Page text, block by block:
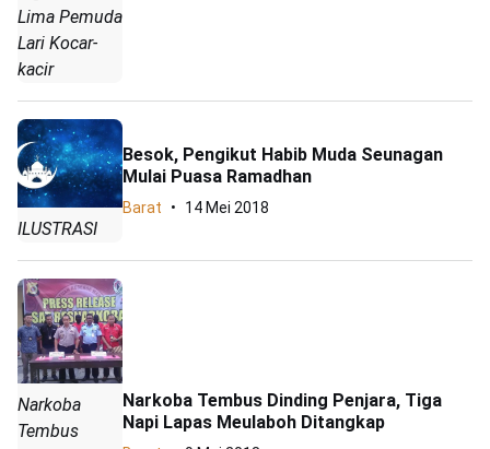
Lima Pemuda
Lari Kocar-
kacir
ILUSTRASI
Besok, Pengikut Habib Muda Seunagan
Mulai Puasa Ramadhan
Barat 14 Mei 2018
Narkoba
Tembus
Narkoba Tembus Dinding Penjara, Tiga
Napi Lapas Meulaboh Ditangkap